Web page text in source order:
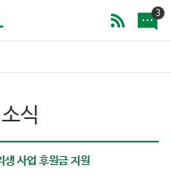
3
식
생 사업 후원금 지원